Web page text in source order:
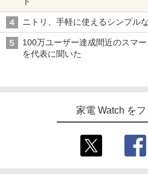
ニトリ、手軽に使えるシンプル
100万ユーザー達成間近のスマ
を代表に聞いた
家電 Watch を